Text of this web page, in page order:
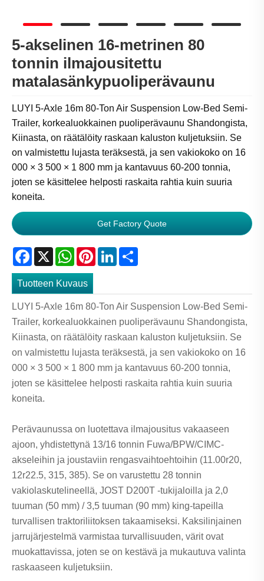
5-akselinen 16-metrinen 80
tonnin ilmajousitettu
matalasänkypuoliperävaunu
LUYI 5-Axle 16m 80-Ton Air Suspension Low-Bed Semi-
Trailer, korkealuokkainen puoliperävaunu Shandongista,
Kiinasta, on räätälöity raskaan kaluston kuljetuksiin. Se
on valmistettu lujasta teräksestä, ja sen vakiokoko on 16
000 × 3 500 × 1 800 mm ja kantavuus 60-200 tonnia,
joten se käsittelee helposti raskaita rahtia kuin suuria
koneita.
Get Factory Quote
Facebook
X WhatsApp
PinterestLinkedIn
Tuotteen Kuvaus
LUYI 5-Axle 16m 80-Ton Air Suspension Low-Bed Semi-
Trailer, korkealuokkainen puoliperävaunu Shandongista,
Kiinasta, on räätälöity raskaan kaluston kuljetuksiin. Se
on valmistettu lujasta teräksestä, ja sen vakiokoko on 16
000 × 3 500 × 1 800 mm ja kantavuus 60-200 tonnia,
joten se käsittelee helposti raskaita rahtia kuin suuria
koneita.
Perävaunussa on luotettava ilmajousitus vakaaseen
ajoon, yhdistettynä 13/16 tonnin Fuwa/BPW/CIMC-
akseleihin ja joustaviin rengasvaihtoehtoihin (11.00r20,
12r22.5, 315, 385). Se on varustettu 28 tonnin
vakiolaskutelineellä, JOST D200T -tukijaloilla ja 2,0
tuuman (50 mm) / 3,5 tuuman (90 mm) king-tapeilla
turvallisen traktoriliitoksen takaamiseksi. Kaksilinjainen
jarrujärjestelmä varmistaa turvallisuuden, värit ovat
muokattavissa, joten se on kestävä ja mukautuva valinta
raskaaseen kuljetuksiin.